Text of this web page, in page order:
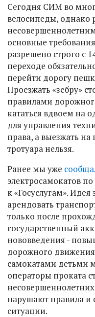
Сегодня СИМ во
велосипеды, однако
основные
разрешено строго с
переходе
перейти дорогу
Проезжать «зебру»
правилами
кататься вдвоем на
для управления
права, а выезжать
тротуара нельзя.
Ранее мы уже
электросамокатов
к «Госуслугам».
арендовать
только после
государственный
нововведения -
дорожного
самокатами детьми
операторы проката
нарушают правила и
ситуации.